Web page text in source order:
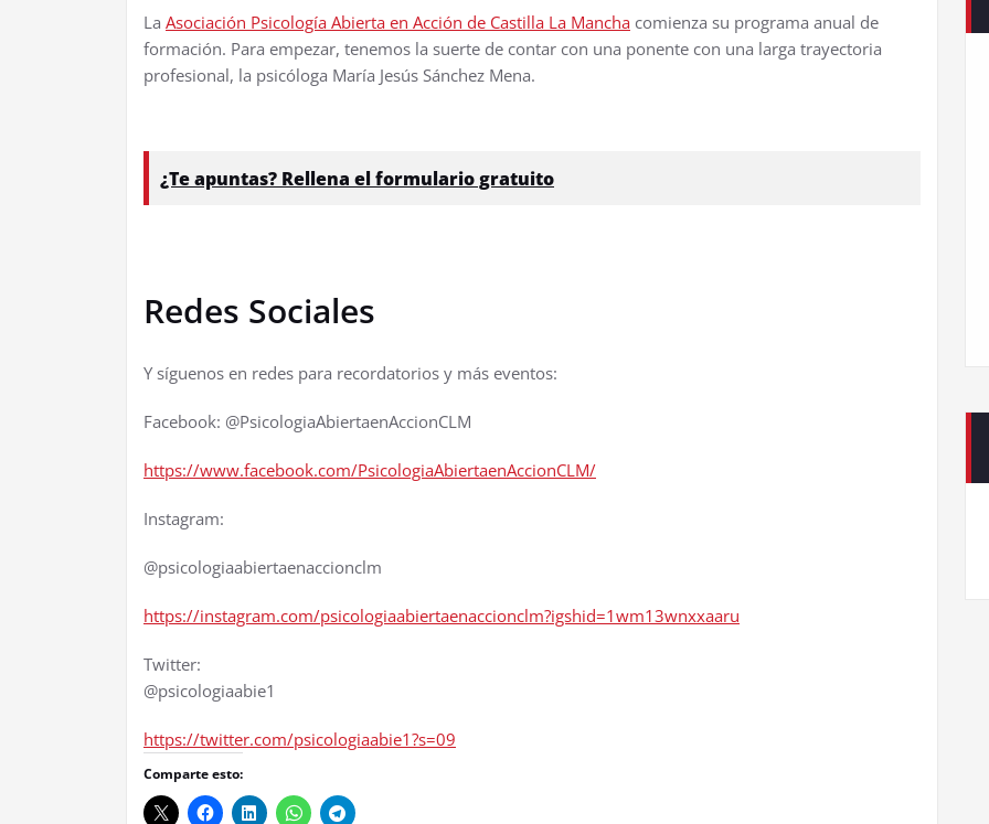
La Asociación Psicología Abierta en Acción de Castilla La Mancha comienza su programa anual de
formación. Para empezar, tenemos la suerte de contar con una ponente con una larga trayectoria
profesional, la psicóloga María Jesús Sánchez Mena.
¿Te apuntas? Rellena el formulario gratuito
Redes Sociales
Y síguenos en redes para recordatorios y más eventos:
Facebook: @PsicologiaAbiertaenAccionCLM
https://www.facebook.com/PsicologiaAbiertaenAccionCLM/
Instagram:
@psicologiaabiertaenaccionclm
https://instagram.com/psicologiaabiertaenaccionclm?igshid=1wm13wnxxaaru
Twitter:
@psicologiaabie1
https://twitter.com/psicologiaabie1?s=09
Comparte esto: